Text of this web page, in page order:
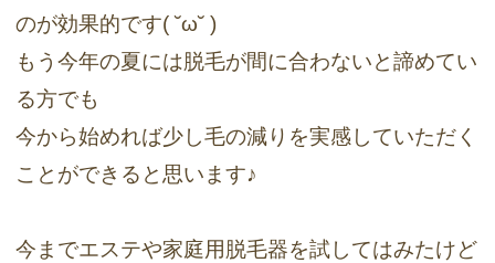
のが効果的です( ˘ω˘ )
もう今年の夏には脱毛が間に合わないと諦めてい
る方でも
今から始めれば少し毛の減りを実感していただく
ことができると思います♪
今までエステや家庭用脱毛器を試してはみたけど